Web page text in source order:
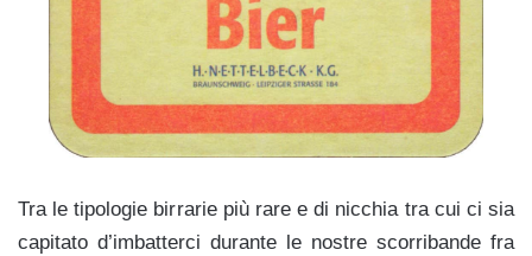
Tra le tipologie birrarie più rare e di nicchia tra cui ci sia
capitato d’imbatterci durante le nostre scorribande fra